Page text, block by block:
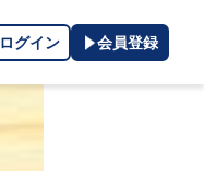
ログイン 会員登録